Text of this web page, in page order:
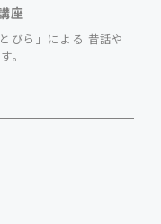
座
びら」による 昔話や
。